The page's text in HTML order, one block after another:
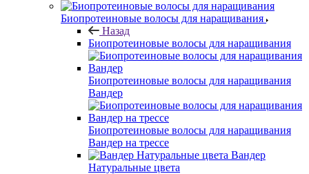
Биопротеиновые волосы для наращивания
Назад
Биопротеиновые волосы для наращивания
Биопротеиновые волосы для наращивания
Вандер
Биопротеиновые волосы для наращивания
Вандер на трессе
Вандер
Натуральные цвета